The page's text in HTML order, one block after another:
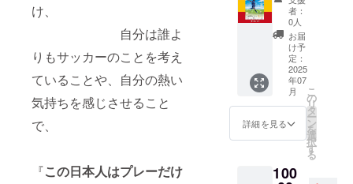
け、
自分は誰よ
りもサッカーのことを考え
ていることや、自分の熱い
気持ちを感じさせること
で、
『この日本人はプレーだけ
①
電波状
況に
よって
は、音
声通話
なるか
もしれ
ペイン
いただ
けます
と幸い
す。
・
希望さ
れるか
備考欄
にご記
入くだ
さると
幸いで
す。）
※LINE
をご選
LINEア
せん
か？よ
ろしけ
れば記
念撮影
もさせ
てくだ
さい】
・限定5
枠で
す。
者：
0人
お届
け予
定：
2025
年07
月
詳細を見る
こ
の
リ
タ
ー
ン
を
選
択
す
る
100